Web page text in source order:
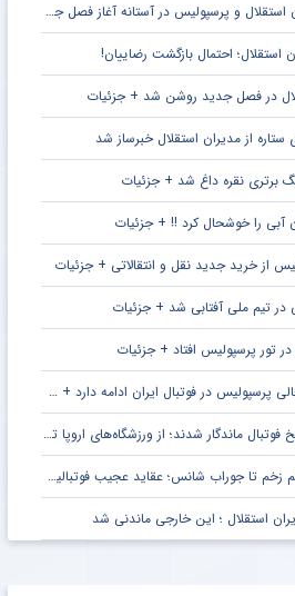
استقلال و پرسپولیس در آستانه آغاز فصل جدید
استقلال؛ احتمال بازگشت رضاییان!
از مدیران استقلال خبرساز شد
برتری نقره داغ شد + جزئیات
آبی را خوشحال کرد !! + جزئیات
از خرید جدید نقل و انتقالاتی + جزئیات
در تیم ملی آفتابی شد + جزئیات
تور پرسپولیس افتاد + جزئیات
در فوتبال ایران ادامه دارد + جزئیات
ماندگار شدند؛ از ورزشگاه‌های اروپا تا جام جهانی
تا جوراب شانس؛ عقاید عجیب فوتبالیست‌ها!
استقلال ؛ این خارجی ماندنی شد